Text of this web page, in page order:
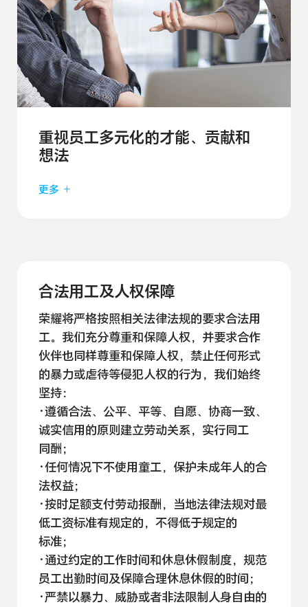
重视员工多元化的才能、贡献和
想法
更多
合法用工及人权保障
荣耀将严格按照相关法律法规的要求合法用
工。我们充分尊重和保障人权，并要求合作
伙伴也同样尊重和保障人权，禁止任何形式
的暴力或虐待等侵犯人权的行为，我们始终
坚持：
·遵循合法、公平、平等、自愿、协商一致、
诚实信用的原则建立劳动关系，实行同工
同酬；
·任何情况下不使用童工，保护未成年人的合
法权益；
·按时足额支付劳动报酬，当地法律法规对最
低工资标准有规定的，不得低于规定的
标准；
·通过约定的工作时间和休息休假制度，规范
员工出勤时间及保障合理休息休假的时间；
·严禁以暴力、威胁或者非法限制人身自由的